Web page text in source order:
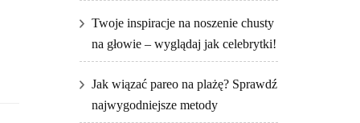
Twoje inspiracje na noszenie chusty
na głowie – wyglądaj jak celebrytki!
Jak wiązać pareo na plażę? Sprawdź
najwygodniejsze metody